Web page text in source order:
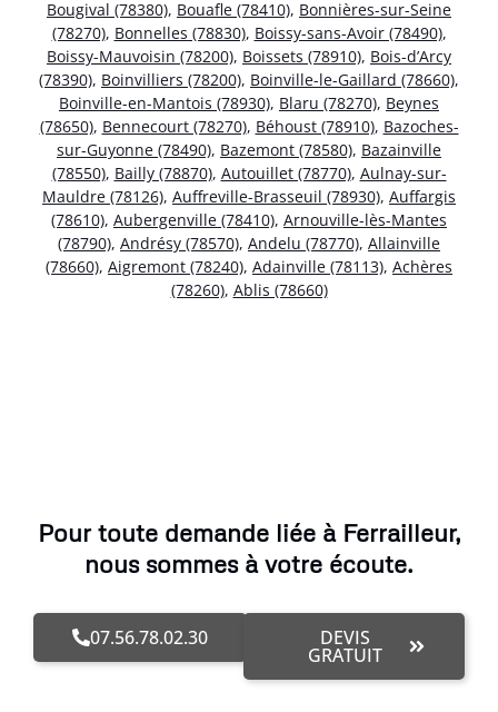
Bougival (78380), Bouafle (78410), Bonnières-sur-Seine
(78270), Bonnelles (78830), Boissy-sans-Avoir (78490),
Boissy-Mauvoisin (78200), Boissets (78910), Bois-d’Arcy
(78390), Boinvilliers (78200), Boinville-le-Gaillard (78660),
Boinville-en-Mantois (78930), Blaru (78270), Beynes
(78650), Bennecourt (78270), Béhoust (78910), Bazoches-
sur-Guyonne (78490), Bazemont (78580), Bazainville
(78550), Bailly (78870), Autouillet (78770), Aulnay-sur-
Mauldre (78126), Auffreville-Brasseuil (78930), Auffargis
(78610), Aubergenville (78410), Arnouville-lès-Mantes
(78790), Andrésy (78570), Andelu (78770), Allainville
(78660), Aigremont (78240), Adainville (78113), Achères
(78260), Ablis (78660)
Pour toute demande liée à Ferrailleur,
nous sommes à votre écoute.
07.56.78.02.30 DEVIS
GRATUIT